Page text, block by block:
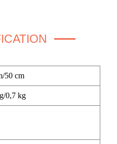
50 cm
0,7 kg